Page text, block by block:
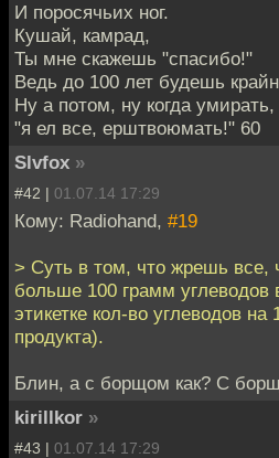
И поросячьих ног.
Кушай, камрад,
Ты мне скажешь "спасибо!"
Ведь до 100 лет будешь
Ну а потом, ну когда
"я ел все, ерштвоюмать!" 60
Slvfox »
#42 | 01.07.14 17:29
Кому: Radiohand, #19
> Суть в том, что жрешь все,
больше 100 грамм углеводов
этикетке кол-во углеводов
продукта).
Блин, а с борщом как? С
kirillkor »
#43 | 01.07.14 17:29